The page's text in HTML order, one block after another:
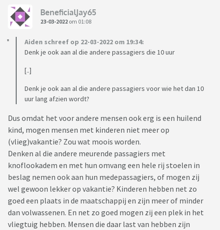
BeneficialJay65
23-03-2022 om 01:08
Aiden schreef op 22-03-2022 om 19:34:
Denk je ook aan al die andere passagiers die 10 uur
[..]
Denk je ook aan al die andere passagiers voor wie het dan 10
uur lang afzien wordt?
Dus omdat het voor andere mensen ook erg is een huilend
kind, mogen mensen met kinderen niet meer op
(vlieg)vakantie? Zou wat moois worden.
Denken al die andere meurende passagiers met
knoflookadem en met hun omvang een hele rij stoelen in
beslag nemen ook aan hun medepassagiers, of mogen zij
wel gewoon lekker op vakantie? Kinderen hebben net zo
goed een plaats in de maatschappij en zijn meer of minder
dan volwassenen. En net zo goed mogen zij een plek in het
vliegtuig hebben. Mensen die daar last van hebben zijn